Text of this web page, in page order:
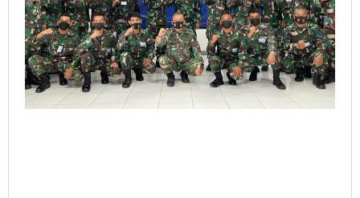
Laut